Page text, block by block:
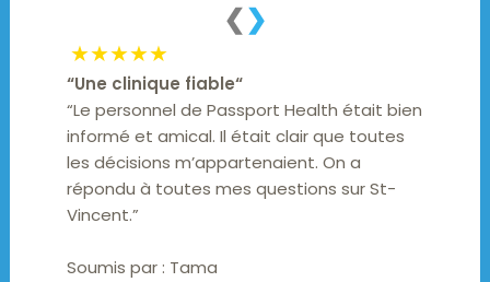
❮❯
★★★★★
“Une clinique fiable“
“Le personnel de Passport Health était bien
informé et amical. Il était clair que toutes
les décisions m’appartenaient. On a
répondu à toutes mes questions sur St-
Vincent.”
Soumis par : Tama